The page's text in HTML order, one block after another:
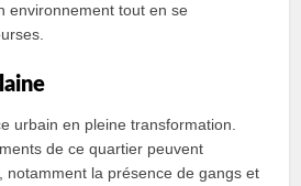
environnement tout en se
urbain en pleine transformation.
de ce quartier peuvent
notamment la présence de gangs et